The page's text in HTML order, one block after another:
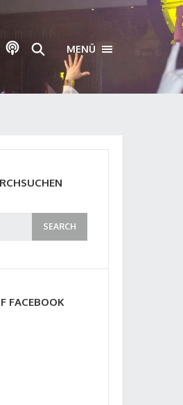
MENÜ TOGGLE
FACEBOOK